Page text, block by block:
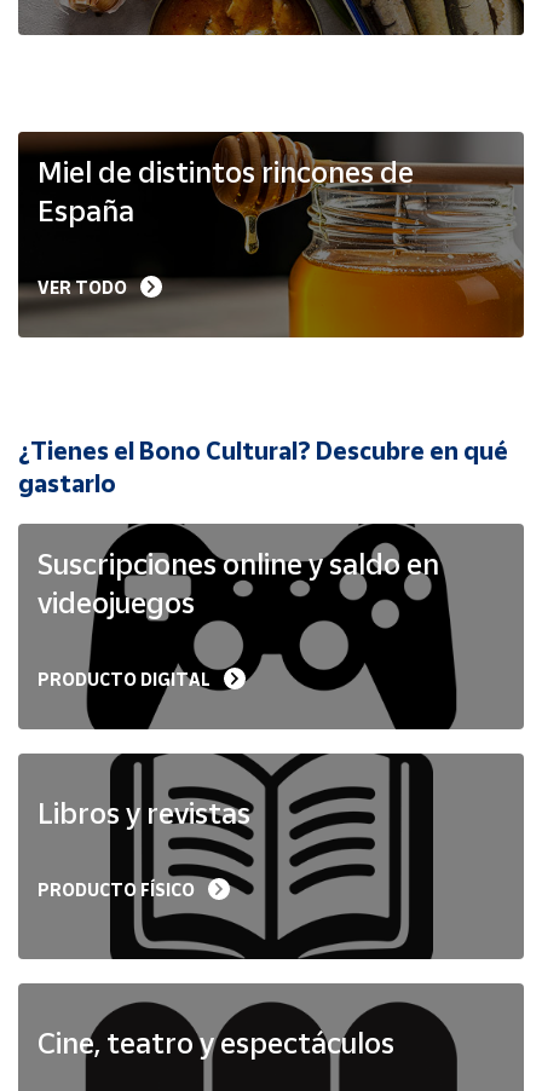
Vendedores
Mapa de
Hazte
vendedor
Cuenta
Ubicación
Península
Baleares
Melilla
Miel de distintos rincones de
España
VER TODO
¿Tienes el Bono Cultural? Descubre en qué
gastarlo
Suscripciones online y saldo en
videojuegos
PRODUCTO DIGITAL
Libros y revistas
PRODUCTO FÍSICO
Cine, teatro y espectáculos